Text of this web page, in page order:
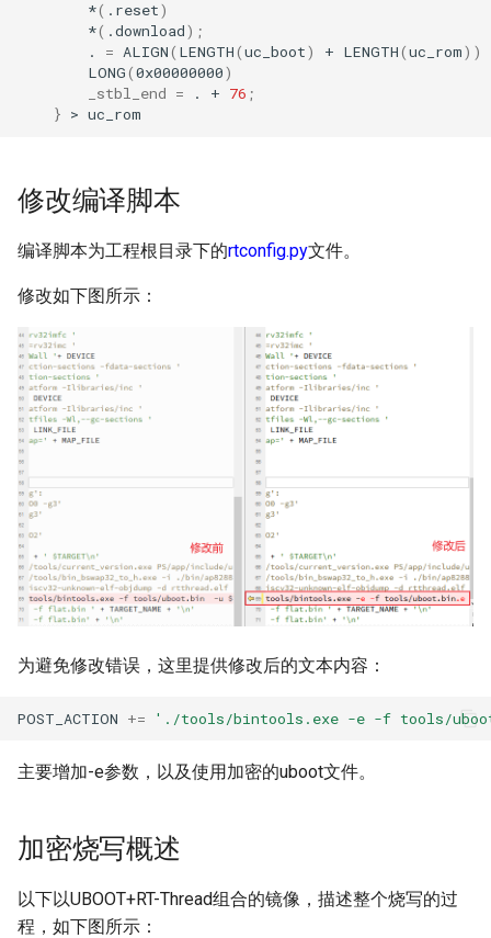
        *
( .reset)
        *
( .download) ;
        .
= ALIGN( LENGTH(uc_boot) + LENGTH(uc_rom))
        LONG
(0x00000000)
_stbl_end = . + 76 ;
}
修改编译脚本
编译脚本为工程根目录下的rtconfig.py文件。
修改如下图所示：
为避免修改错误，这里提供修改后的文本内容：
POST_ACTION += './tools/bintools.exe -e -f tools/
主要增加-e参数，以及使用加密的uboot文件。
加密烧写概述
以下以UBOOT+RT-Thread组合的镜像，描述整个烧写的过
程，如下图所示：